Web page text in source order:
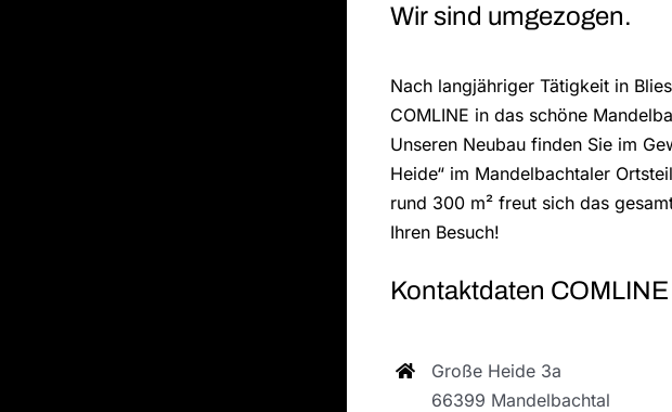
Wir sind umgezogen.
Nach langjähriger Tätigkeit in
COMLINE in das schöne
Unseren Neubau finden Sie im
Heide“ im Mandelbachtaler
rund 300 m² freut sich das
Ihren Besuch!
Kontaktdaten
Große Heide 3a
66399 Mandelbachtal